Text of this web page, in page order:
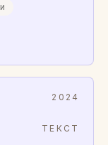
2024
ТЕКСТ